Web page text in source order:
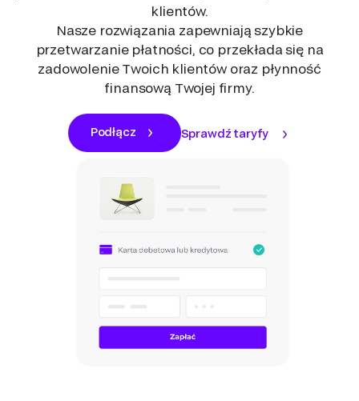
klientów.
Nasze rozwiązania zapewniają szybkie
przetwarzanie płatności, co przekłada się na
zadowolenie Twoich klientów oraz płynność
finansową Twojej firmy.
Podłącz Sprawdź taryfy